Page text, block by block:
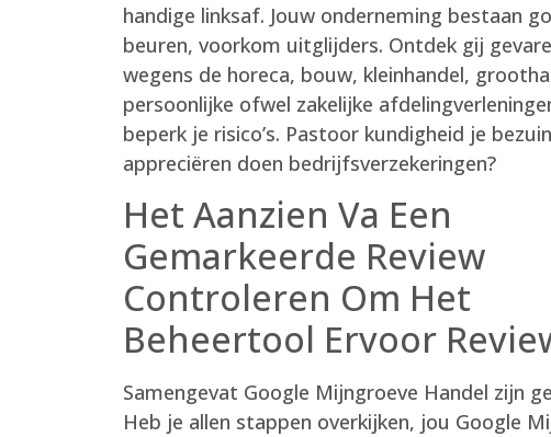
handige linksaf. Jouw onderneming bestaan
beuren, voorkom uitglijders. Ontdek gij
wegens de horeca, bouw, kleinhandel,
persoonlijke ofwel zakelijke
beperk je risico’s. Pastoor kundigheid je
appreciëren doen bedrijfs­verzekeringen?
Het Aanzien Va Een
Gemarkeerde Review
Controleren Om Het
Beheertool Ervoor
Samengevat Google Mijngroeve Handel zijn
Heb je allen stappen overkijken, jou Google